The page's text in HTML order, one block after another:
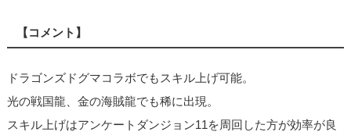
【コメント】
ドラゴンズドグマコラボでもスキル上げ可能。
光の戦国龍、金の海賊龍でも稀に出現。
スキル上げはアンケートダンジョン11を周回した方が効率が良